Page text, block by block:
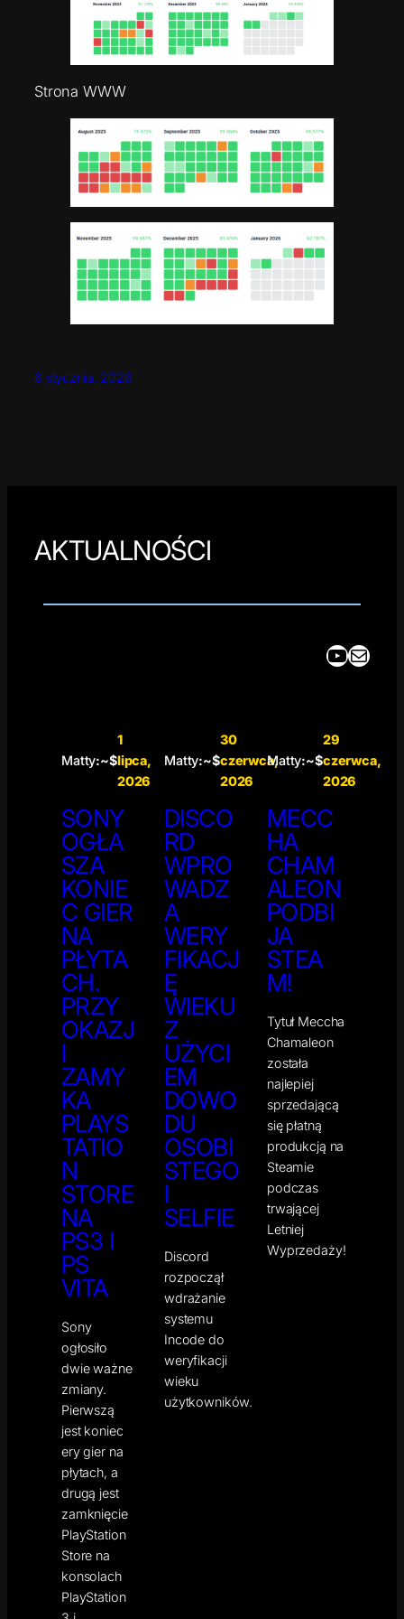
Strona WWW
6 stycznia, 2026
AKTUALNOŚCI
YouTube Mail
Matty:~$
1
lipca,
2026
SONY
OGŁA
SZA
KONIE
C GIER
NA
PŁYTA
CH.
PRZY
OKAZJ
I
ZAMY
KA
PLAYS
TATIO
N
STORE
NA
PS3 I
PS
VITA
Sony
ogłosiło
dwie ważne
zmiany.
Pierwszą
jest koniec
ery gier na
płytach, a
drugą jest
zamknięcie
PlayStation
Store na
konsolach
PlayStation
Matty:~$
30
czerwca,
2026
DISCO
RD
WPRO
WADZ
A
WERY
FIKACJ
Ę
WIEKU
Z
UŻYCI
EM
DOWO
DU
OSOBI
STEGO
I
SELFIE
Discord
rozpoczął
wdrażanie
systemu
Incode do
weryfikacji
wieku
użytkowników.
Matty:~$
29
czerwca,
2026
MECC
HA
CHAM
ALEON
PODBI
JA
STEA
M!
Tytuł Meccha
Chamaleon
została
najlepiej
sprzedającą
się płatną
produkcją na
Steamie
podczas
trwającej
Letniej
Wyprzedaży!